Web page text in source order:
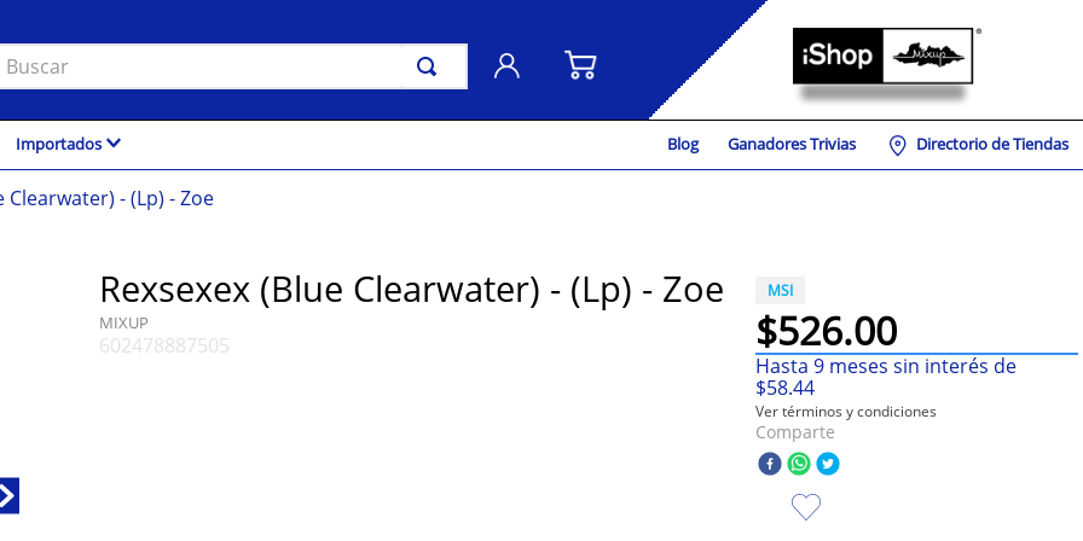
Importados Blog Ganadores Trivias Directorio de Tiendas
Clearwater) - (Lp) - Zoe
Rexsexex (Blue Clearwater) - (Lp) - Zoe
MIXUP
602478887505
MSI
$526.00
Hasta 9meses sin interés de
$58.44
Ver términos y condiciones
Comparte